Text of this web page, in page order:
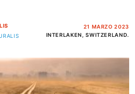
21 MARZO 2023
INTERLAKEN, SWITZERLAND.